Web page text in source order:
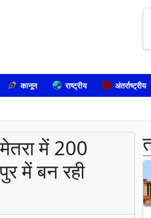
कानून राष्ट्रीय अंतर्राष्ट्रीय
में 200
में बन रही